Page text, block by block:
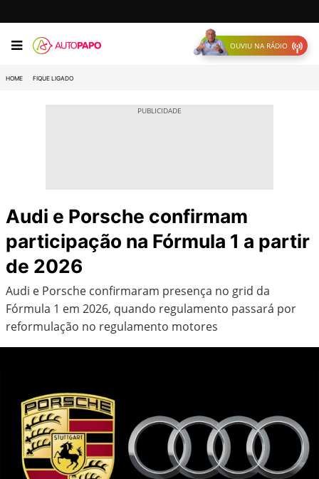
OUVIU NA RÁDIO
HOME FIQUE LIGADO
Audi e Porsche confirmam
participação na Fórmula 1 a partir
de 2026
Audi e Porsche confirmaram presença no grid da
Fórmula 1 em 2026, quando regulamento passará por
reformulação no regulamento motores